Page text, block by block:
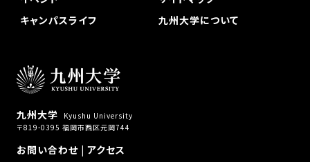
九州大学
Kyushu University
〒819-0395 福岡市西区元岡744
お問い合わせ| アクセス
キャンパスライフ
九州大学について